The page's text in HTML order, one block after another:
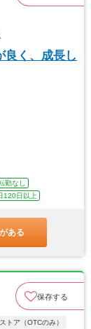
良く、成長し
勤なし
120日以上
ある
保存する
トア（OTCのみ）